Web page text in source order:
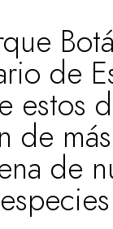
de
estos
de
de
especies